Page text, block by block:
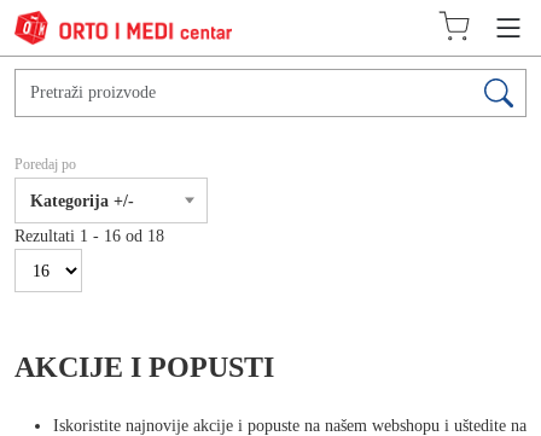
Poredaj po
Kategorija +/-
Rezultati 1 - 16 od 18
AKCIJE I POPUSTI
Iskoristite najnovije akcije i popuste na našem webshopu i uštedite na